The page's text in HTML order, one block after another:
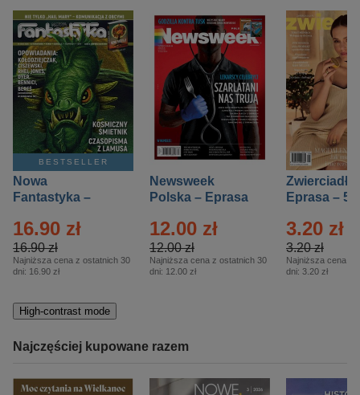
BESTSELLER
Nowa
Fantastyka –
16.90 zł
16.90 zł
Najniższa cena z ostatnich 30
dni: 16.90 zł
Newsweek
Polska – Eprasa
12.00 zł
12.00 zł
Najniższa cena z ostatnich 30
dni: 12.00 zł
Zwierciadło
Eprasa – 5/
3.20 zł
3.20 zł
Najniższa cena z
dni: 3.20 zł
High-contrast mode
Najczęściej kupowane razem